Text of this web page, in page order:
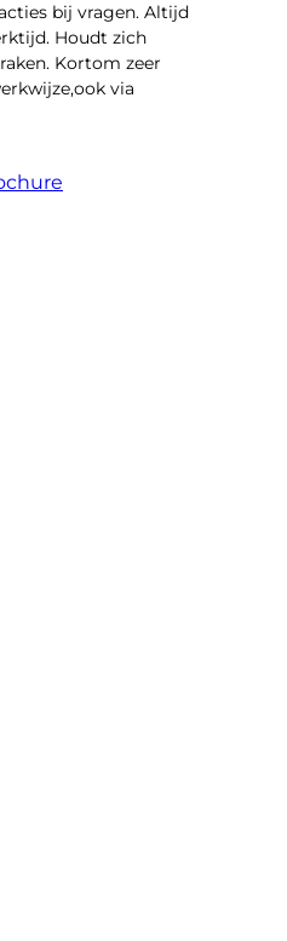
bij vragen. Altijd
Houdt zich
Kortom zeer
via